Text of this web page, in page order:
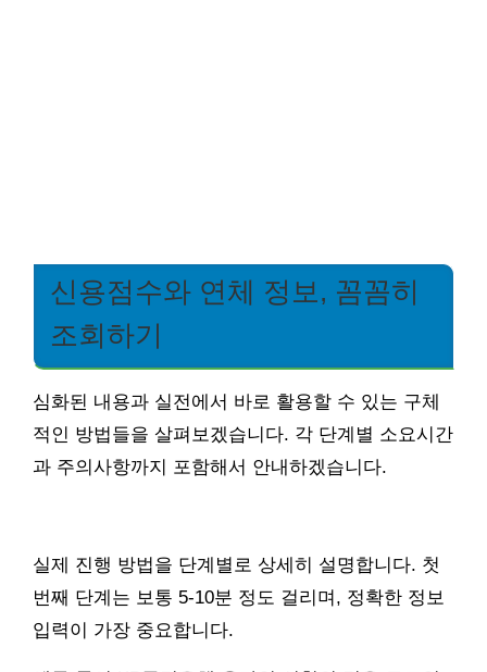
신용점수와 연체 정보, 꼼꼼히
조회하기
심화된 내용과 실전에서 바로 활용할 수 있는 구체
적인 방법들을 살펴보겠습니다. 각 단계별 소요시간
과 주의사항까지 포함해서 안내하겠습니다.
실제 진행 방법을 단계별로 상세히 설명합니다. 첫
번째 단계는 보통 5-10분 정도 걸리며, 정확한 정보
입력이 가장 중요합니다.